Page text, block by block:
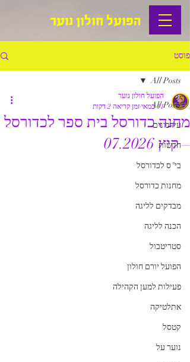
הפועל חולון נוער
פוסט
All Posts
עידכונים
חדשות
בי"ס לכדורסל
מחנות כדורסל
מבדקים לליגה
הכנה לליגה
סטריטבול
הפועל יורם חולון
פעילות למען הקהילה
אתלטיקה
קטסל
נוער על
All Posts
מחנה כדורסל בית ספר לכדורסל
– קיץ 07.2026
הפועל חולון נוער
11 במאי
זמן קריאה 2 דקות